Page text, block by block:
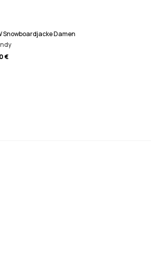
Snowboardjacke Damen
€